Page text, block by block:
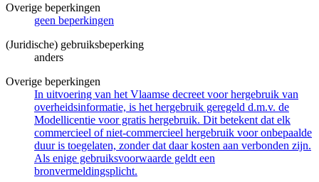
Overige beperkingen
geen beperkingen
(Juridische) gebruiksbeperking
anders
Overige beperkingen
In uitvoering van het Vlaamse decreet voor hergebruik van
overheidsinformatie, is het hergebruik geregeld d.m.v. de
Modellicentie voor gratis hergebruik. Dit betekent dat elk
commercieel of niet-commercieel hergebruik voor onbepaalde
duur is toegelaten, zonder dat daar kosten aan verbonden zijn.
Als enige gebruiksvoorwaarde geldt een
bronvermeldingsplicht.